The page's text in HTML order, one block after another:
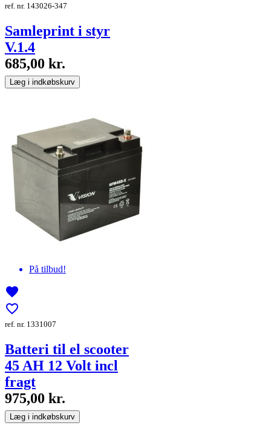
ref. nr. 143026-347
Samleprint i styr
V.1.4
685,00 kr.
Læg i indkøbskurv
På tilbud!
favorite
favorite_border
ref. nr. 1331007
Batteri til el scooter
45 AH 12 Volt incl
fragt
975,00 kr.
Læg i indkøbskurv